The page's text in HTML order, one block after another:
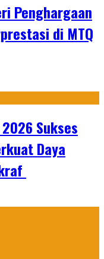
Penghargaan
di MTQ
Sukses
Daya